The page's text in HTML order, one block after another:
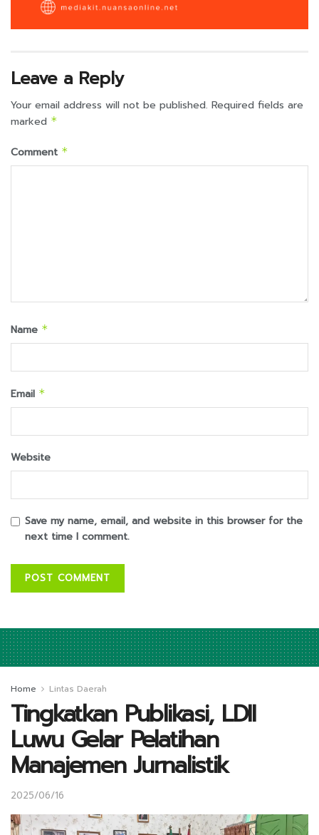
Leave a Reply
Your email address will not be published. Required fields are
marked *
Comment *
Name *
Email *
Website
Save my name, email, and website in this browser for the
next time I comment.
Home Lintas Daerah
Tingkatkan Publikasi, LDII
Luwu Gelar Pelatihan
Manajemen Jurnalistik
2025/06/16